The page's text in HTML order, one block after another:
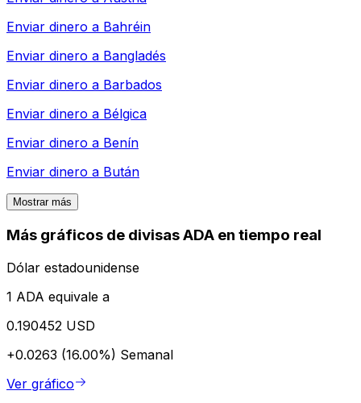
Enviar dinero a Bahréin
Enviar dinero a Bangladés
Enviar dinero a Barbados
Enviar dinero a Bélgica
Enviar dinero a Benín
Enviar dinero a Bután
Mostrar más
Más gráficos de divisas ADA en tiempo real
Dólar estadounidense
1 ADA equivale a
0.190452 USD
+0.0263 (16.00%) Semanal
Ver gráfico